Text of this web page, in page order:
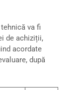
va fi
de achiziții,
acordate
după